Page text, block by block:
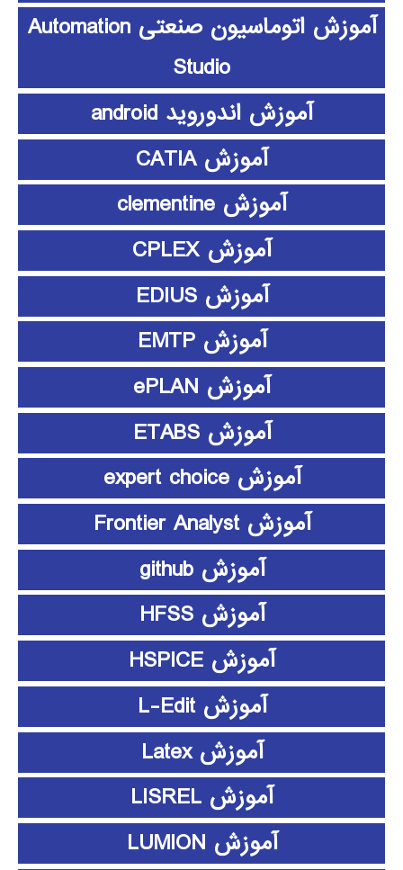
آموزش اتوماسیون صنعتی Automation
Studio
آموزش اندوروید android
آموزش CATIA
آموزش clementine
آموزش CPLEX
آموزش EDIUS
آموزش EMTP
آموزش ePLAN
آموزش ETABS
آموزش expert choice
آموزش Frontier Analyst
آموزش github
آموزش HFSS
آموزش HSPICE
آموزش L-Edit
آموزش Latex
آموزش LISREL
آموزش LUMION